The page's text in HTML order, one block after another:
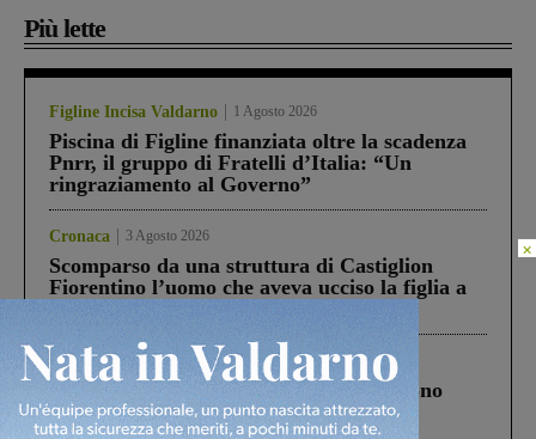
Più lette
Figline Incisa Valdarno 1 Agosto 2026
Piscina di Figline finanziata oltre la scadenza
Pnrr, il gruppo di Fratelli d’Italia: “Un
ringraziamento al Governo”
Cronaca 3 Agosto 2026
Scomparso da una struttura di Castiglion
Fiorentino l’uomo che aveva ucciso la figlia a
Cronaca 4 Agosto 2026
Un anno fa la strage in A1 in cui morirono
Gianni, Giulia e Franco. Lo schianto, il
processo, lo stop ai sorpassi fra tir....
×